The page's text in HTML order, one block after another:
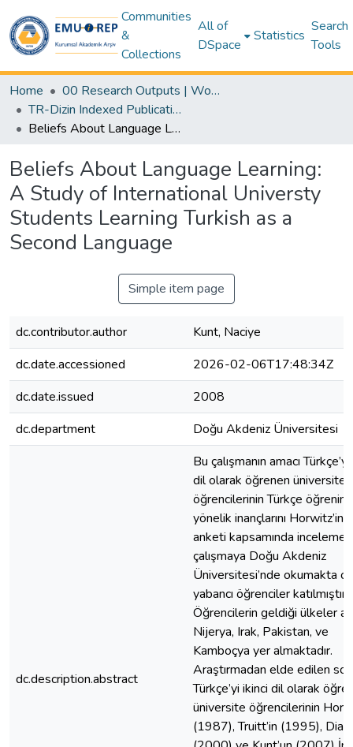
Communities
&
Collections
All of
DSpace
Statistics
Search
Tools
Home
00 Research Outputs | WoS | Scopus | TR-Dizin | PubMed
TR-Dizin Indexed Publications Collection
Beliefs About Language Learning: A Study of International Universty Students Learning Turkish as a Second Language
Beliefs About Language Learning:
A Study of International Universty
Students Learning Turkish as a
Second Language
Simple item page
dc.contributor.author
Kunt, Naciye
dc.date.accessioned
2026-02-06T17:48:34Z
dc.date.issued
2008
dc.department
Doğu Akdeniz Üniversitesi
dc.description.abstract
Bu çalışmanın amacı
dil olarak öğrenen üniversite
öğrencilerinin Türkçe
yönelik inançlarını
anketi kapsamında
çalışmaya Doğu Akdeniz
Üniversitesi’nde okumakta
yabancı öğrenciler katılmıştır.
Öğrencilerin geldiği ülkeler
Nijerya, Irak, Pakistan, ve
Kamboçya yer almaktadır.
Araştırmadan elde edilen
Türkçe’yi ikinci dil olarak
üniversite öğrencilerinin
(1987), Truitt’in (1995), Diab